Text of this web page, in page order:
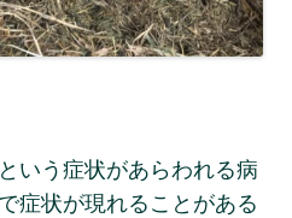
いう症状があらわれる病
症状が現れることがある